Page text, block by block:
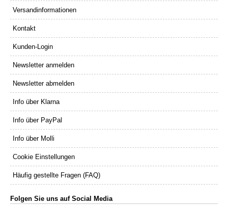
Versandinformationen
Kontakt
Kunden-Login
Newsletter anmelden
Newsletter abmelden
Info über Klarna
Info über PayPal
Info über Molli
Cookie Einstellungen
Häufig gestellte Fragen (FAQ)
Folgen Sie uns auf Social Media